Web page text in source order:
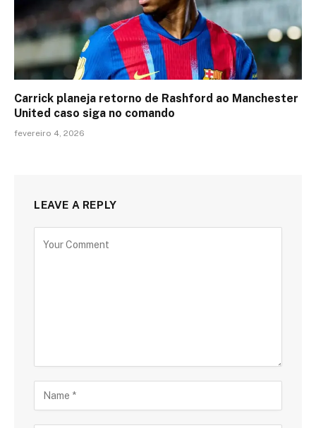
Carrick planeja retorno de Rashford ao Manchester
United caso siga no comando
fevereiro 4, 2026
LEAVE A REPLY